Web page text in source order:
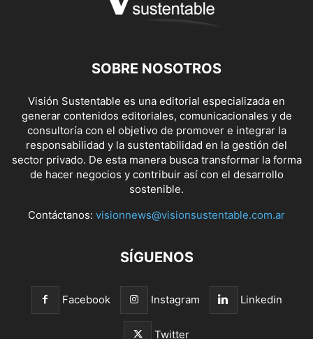
SOBRE NOSOTROS
Visión Sustentable es una editorial especializada en
generar contenidos editoriales, comunicacionales y de
consultoría con el objetivo de promover e integrar la
responsabilidad y la sustentabilidad en la gestión del
sector privado. De esta manera busca transformar la forma
de hacer negocios y contribuir así con el desarrollo
sostenible.
Contáctanos: visionnews@visionsustentable.com.ar
SÍGUENOS
Facebook Instagram Linkedin
Twitter